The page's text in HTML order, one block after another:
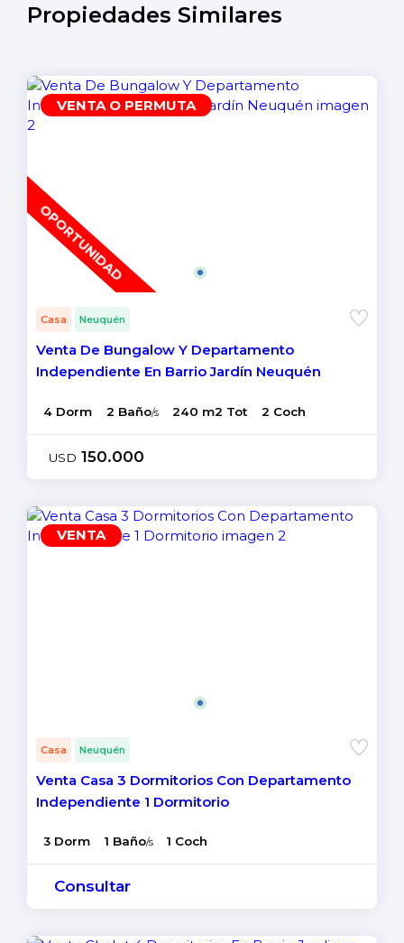
Propiedades Similares
VENTA O PERMUTA
OPORTUNIDAD
Casa Neuquén
Venta De Bungalow Y Departamento
Independiente En Barrio Jardín Neuquén
4 Dorm 2 Baño/s 240 m2 Tot 2 Coch
USD 150.000
VENTA
Casa Neuquén
Venta Casa 3 Dormitorios Con Departamento
Independiente 1 Dormitorio
3 Dorm 1 Baño/s 1 Coch
Consultar